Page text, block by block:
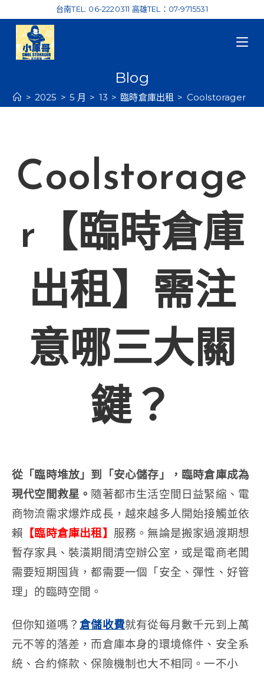
to
content
台南TEL: 06-2220311 高雄TEL：07-9715531
Blog
> 2025 > 5 月 > 13 > 臨時倉庫出租 > Coolstorager【臨
Coolstorage
r【臨時倉庫
出租】需注
意哪三大關
鍵？
從「臨時堆放」到「安心儲存」，臨時倉庫成為
現代空間救星。 隨著都市生活空間日益緊縮、電
商物流需求爆炸成長，越來越多人開始接觸並依
賴 【臨時倉庫出租】 服務。無論是搬家過渡期想
暫存家具、裝潢期間清空辦公室，或是電商老闆
需要短期囤貨，都需要一個「安全、彈性、好管
理」的臨時空間。
但你知道嗎？倉儲收費就有從每月數千元到上萬
元不等的落差，而倉庫本身的環境條件、安全系
統、合約條款、保險機制也大不相同。一不小